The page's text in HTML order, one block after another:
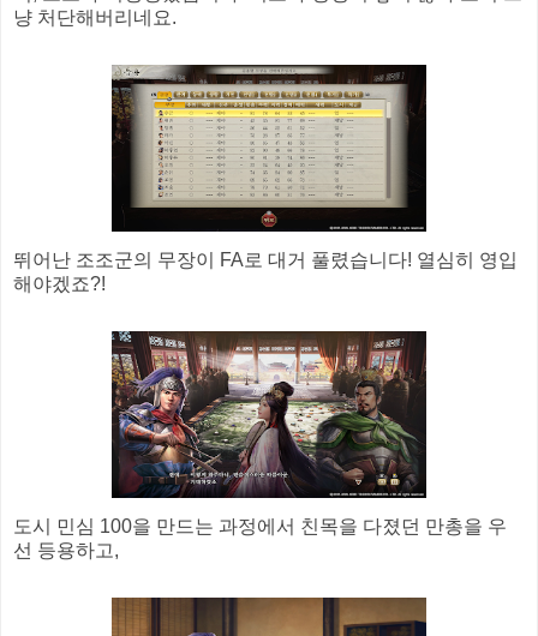
냥 처단해버리네요.
뛰어난 조조군의 무장이 FA로 대거 풀렸습니다! 열심히 영입
해야겠죠?!
도시 민심 100을 만드는 과정에서 친목을 다졌던 만총을 우
선 등용하고,